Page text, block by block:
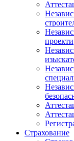
Страхование